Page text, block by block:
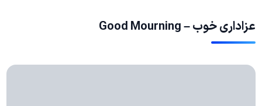
عزاداری خوب – Good Mourning